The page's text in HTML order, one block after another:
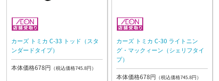
カーズ トミカ C-33 トッド（スタ
ンダードタイプ）
本体価格678円 （税込価格745.8円）
カーズ トミカ C-30 ライトニン
グ・マックィーン（シェリフタイ
プ）
本体価格678円 （税込価格745.8円）